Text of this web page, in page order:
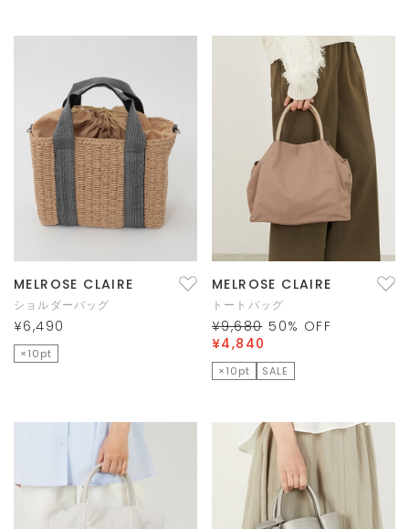
MELROSE CLAIRE
ショルダーバッグ
¥6,490
×10pt
MELROSE CLAIRE
トートバッグ
¥9,680 50% OFF
¥4,840
×10pt SALE